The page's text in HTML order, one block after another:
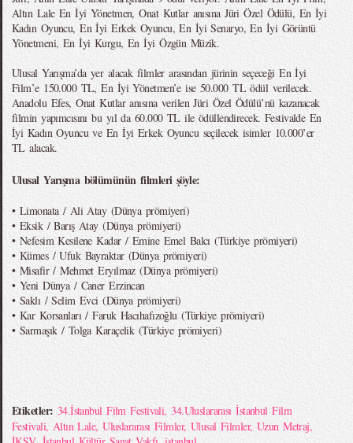
Altın Lale En İyi Yönetmen, Onat Kutlar anısına Jüri Özel Ödülü, En İyi
Kadın Oyuncu, En İyi Erkek Oyuncu, En İyi Senaryo, En İyi Görüntü
Yönetmeni, En İyi Kurgu, En İyi Özgün Müzik.
Ulusal Yarışma’da yer alacak filmler arasından jürinin seçeceği En İyi
Film’e 150.000 TL, En İyi Yönetmen’e ise 50.000 TL ödül verilecek.
Anadolu Efes, Onat Kutlar anısına verilen Jüri Özel Ödülü’nü kazanacak
filmin yapımcısını bu yıl da 60.000 TL ile ödüllendirecek. Festivalde En
İyi Kadın Oyuncu ve En İyi Erkek Oyuncu seçilecek isimler 10.000’er
TL alacak.
Ulusal Yarışma bölümünün filmleri şöyle:
• Limonata / Ali Atay (Dünya prömiyeri)
• Eksik / Barış Atay (Dünya prömiyeri)
• Nefesim Kesilene Kadar / Emine Emel Balcı (Türkiye prömiyeri)
• Kümes / Ufuk Bayraktar (Dünya prömiyeri)
• Misafir / Mehmet Eryılmaz (Dünya prömiyeri)
• Yeni Dünya / Caner Erzincan
• Saklı / Selim Evci (Dünya prömiyeri)
• Kar Korsanları / Faruk Hacıhafızoğlu (Türkiye prömiyeri)
• Sarmaşık / Tolga Karaçelik (Türkiye prömiyeri)
Etiketler: 34.İstanbul Film Festivali,34.Uluslararası İstanbul Film
Festivali, Altın Lale,Uluslararası Filmler, Ulusal Filmler, Uzun Metraj,